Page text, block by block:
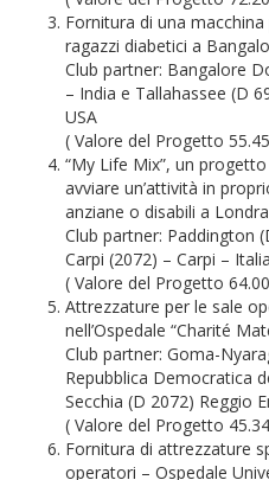
Fornitura di una macchina
ragazzi diabetici a
Club partner: Bangalore
– India e Tallahassee (D
USA
( Valore del Progetto
“My Life Mix”, un
avviare un’attività in
anziane o disabili a
Club partner: Paddington
Carpi (2072) – Carpi – Italia
( Valore del Progetto
Attrezzature per le sale
nell’Ospedale “Charité
Club partner: Goma-
Repubblica Democratica
Secchia (D 2072) Reggio
( Valore del Progetto
Fornitura di attrezzature
operatori – Ospedale